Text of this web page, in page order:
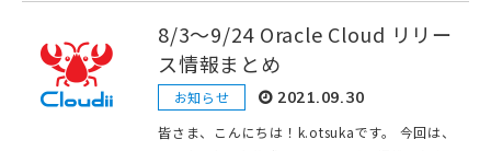
8/3〜9/24 Oracle Cloud リリー
ス情報まとめ
お知らせ 2021.09.30
皆さま、こんにちは！k.otsukaです。 今回は、